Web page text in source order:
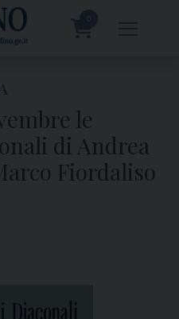
le
di Andrea
Fiordaliso